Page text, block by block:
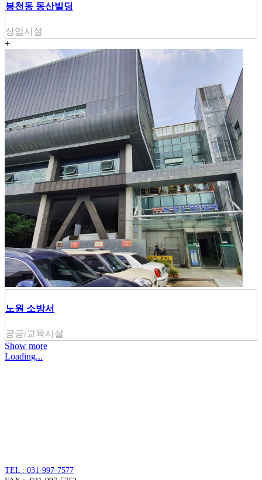
봉천동 동산빌딩
상업시설
+
노원 소방서
공공/교육시설
Show more
Loading...
TEL : 031-997-7577